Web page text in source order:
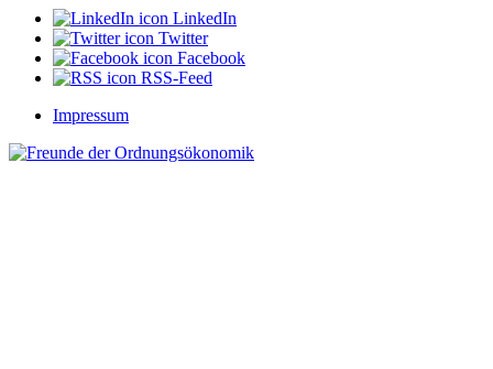
LinkedIn
Twitter
Facebook
RSS-Feed
Impressum